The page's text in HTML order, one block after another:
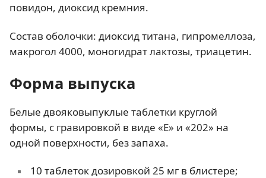
повидон, диоксид кремния.
Состав оболочки: диоксид титана, гипромеллоза,
макрогол 4000, моногидрат лактозы, триацетин.
Форма выпуска
Белые двояковыпуклые таблетки круглой
формы, с гравировкой в виде «E» и «202» на
одной поверхности, без запаха.
10 таблеток дозировкой 25 мг в блистере;